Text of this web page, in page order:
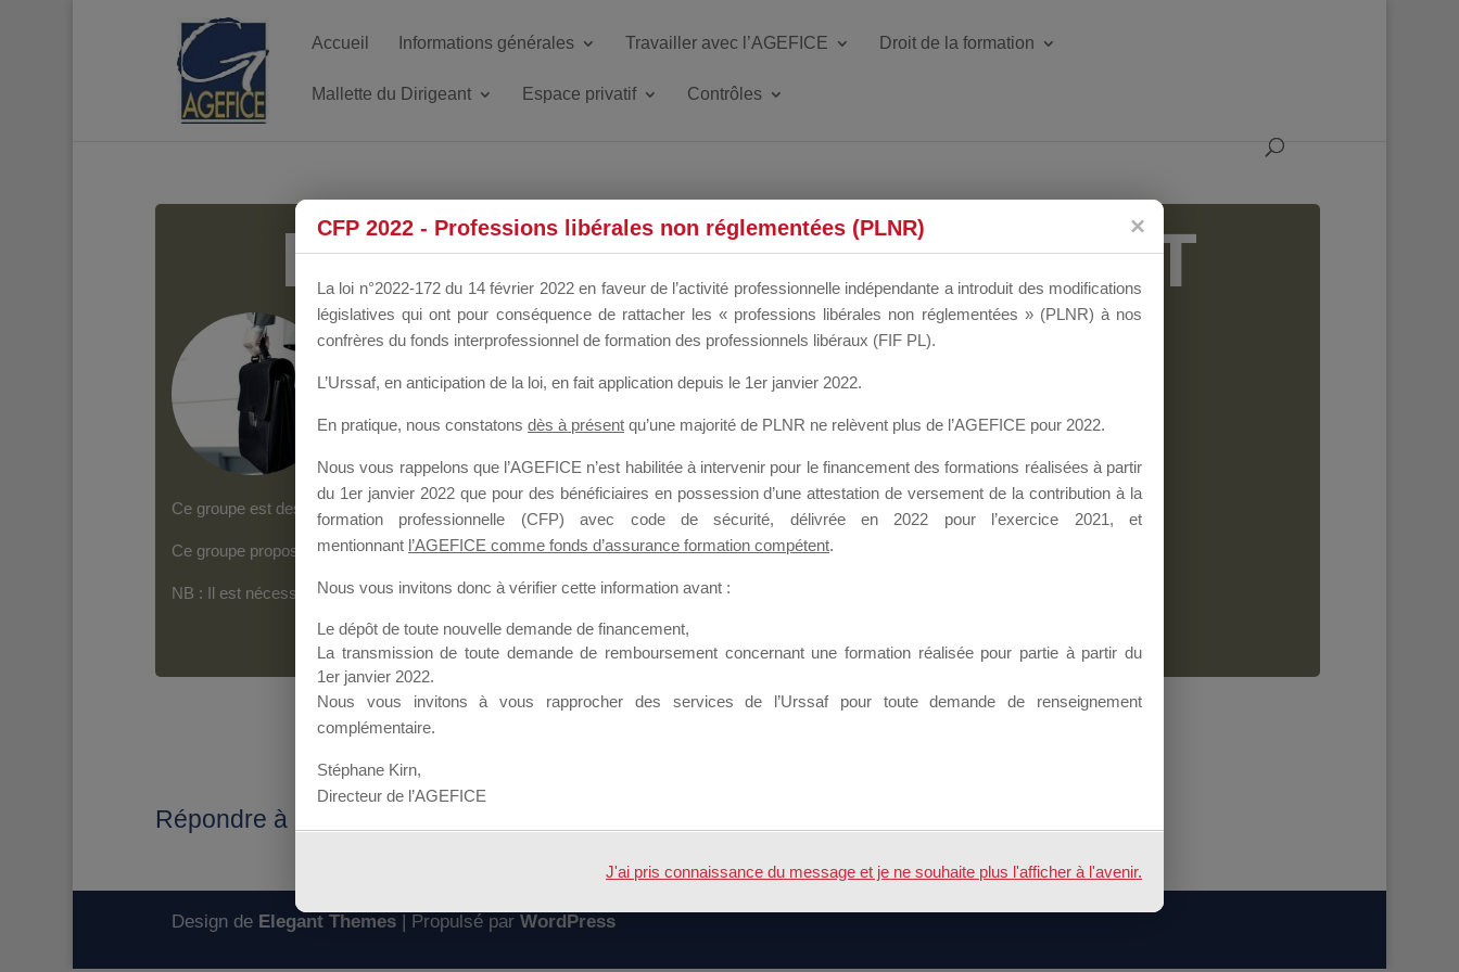
Accueil Informations générales Travailler avec l’AGEFICE Droit de la formation
Mallette du Dirigeant Espace privatif Contrôles
MALLETTE DU DIRIGEANT
Groupe Public il y a un mois
Ce groupe est destiné aux Organismes de Formation qui souhaitent répondre à l’Appel à Propositions Mallette du Dirigeant.
Ce groupe propose un forum dédié au support sur lequel il est possible de laisser un message ou poser une question.
NB : Il est nécessaire d’êtreinscrit(e)pour pouvoir rejoindre ce groupe
Répondre à : Probleme Reglement MDD 2017
Design de Elegant Themes| Propulsé par WordPress
CFP 2022 - Professions libérales non réglementées (PLNR)
La loi n°2022-172 du 14 février 2022 en faveur de l’activité professionnelle indépendante a introduit des modifications
législatives qui ont pour conséquence de rattacher les « professions libérales non réglementées » (PLNR) à nos
confrères du fonds interprofessionnel de formation des professionnels libéraux (FIF PL).
L’Urssaf, en anticipation de la loi, en fait application depuis le 1er janvier 2022.
En pratique, nous constatons dès à présent qu’une majorité de PLNR ne relèvent plus de l’AGEFICE pour 2022.
Nous vous rappelons que l’AGEFICE n’est habilitée à intervenir pour le financement des formations réalisées à partir
du 1er janvier 2022 que pour des bénéficiaires en possession d’une attestation de versement de la contribution à la
formation professionnelle (CFP) avec code de sécurité, délivrée en 2022 pour l’exercice 2021, et
mentionnant l’AGEFICE comme fonds d’assurance formation compétent.
Nous vous invitons donc à vérifier cette information avant :
Le dépôt de toute nouvelle demande de financement,
La transmission de toute demande de remboursement concernant une formation réalisée pour partie à partir du
1er janvier 2022.
Nous vous invitons à vous rapprocher des services de l’Urssaf pour toute demande de renseignement
complémentaire.
Stéphane Kirn,
Directeur de l’AGEFICE
J'ai pris connaissance du message et je ne souhaite plus l'afficher à l'avenir.